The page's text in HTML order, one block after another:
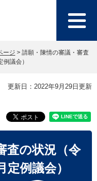
ージ > 請願・陳情の審議・審査
議会）
更新日：2022年9月29日更新
査の状況（令
例議会）